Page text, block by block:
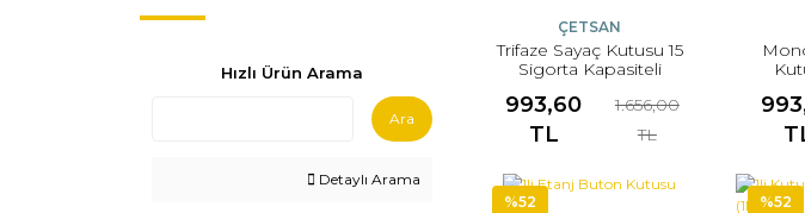
Hızlı Ürün Arama
Ara
Detaylı Arama
ÇETSAN
Trifaze Sayaç Kutusu 15
Sigorta Kapasiteli
993,60
TL
1.656,00
TL
%52 %52